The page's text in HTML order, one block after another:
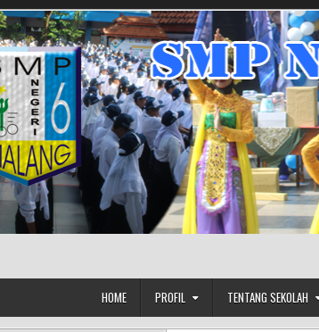
HOME PROFIL TENTANG SEKOLAH